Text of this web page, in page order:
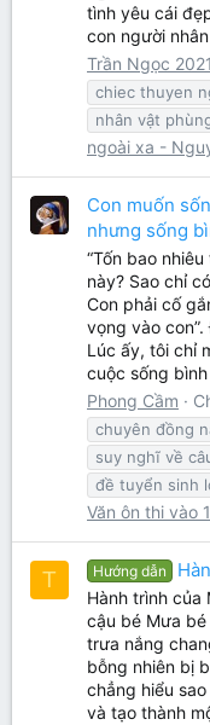
tình yêu cái
con người
Trần Ngọc 2021
chiec thuyen
nhân vật
ngoài xa -
Con muốn
nhưng sống
“Tốn bao
này? Sao chỉ
Con phải cố
vọng vào
Lúc ấy, tôi chỉ
cuộc sống
Phong Cầm
chuyên đồng
suy nghĩ về
đề tuyển sinh
Văn ôn thi vào
T Hướng dẫn
Hành trình của
cậu bé Mưa
trưa nắng
bỗng nhiên bị
chẳng hiểu
và tạo thành